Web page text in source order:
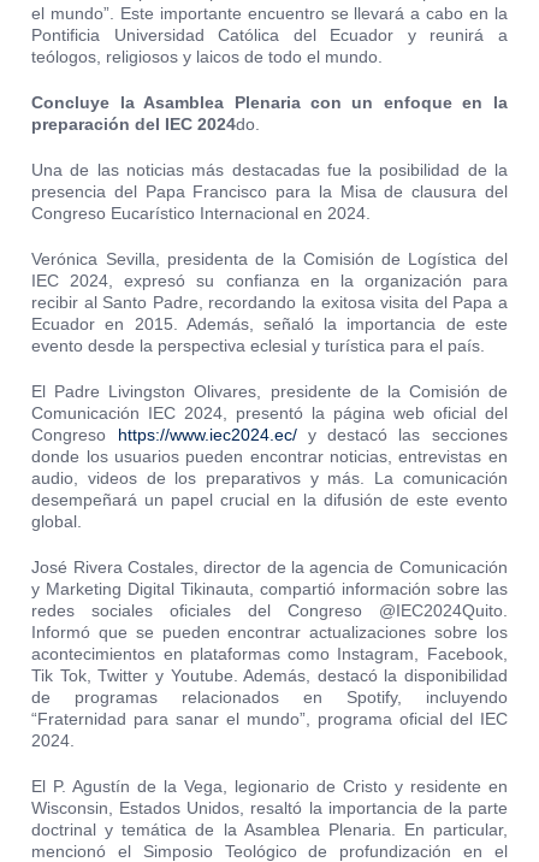
el mundo”. Este importante encuentro se llevará a cabo en la
Pontificia Universidad Católica del Ecuador y reunirá a
teólogos, religiosos y laicos de todo el mundo.
Concluye la Asamblea Plenaria con un enfoque en la
preparación del IEC 2024do.
Una de las noticias más destacadas fue la posibilidad de la
presencia del Papa Francisco para la Misa de clausura del
Congreso Eucarístico Internacional en 2024.
Verónica Sevilla, presidenta de la Comisión de Logística del
IEC 2024, expresó su confianza en la organización para
recibir al Santo Padre, recordando la exitosa visita del Papa a
Ecuador en 2015. Además, señaló la importancia de este
evento desde la perspectiva eclesial y turística para el país.
El Padre Livingston Olivares, presidente de la Comisión de
Comunicación IEC 2024, presentó la página web oficial del
Congreso https://www.iec2024.ec/y destacó las secciones
donde los usuarios pueden encontrar noticias, entrevistas en
audio, videos de los preparativos y más. La comunicación
desempeñará un papel crucial en la difusión de este evento
global.
José Rivera Costales, director de la agencia de Comunicación
y Marketing Digital Tikinauta, compartió información sobre las
redes sociales oficiales del Congreso @IEC2024Quito.
Informó que se pueden encontrar actualizaciones sobre los
acontecimientos en plataformas como Instagram, Facebook,
Tik Tok, Twitter y Youtube. Además, destacó la disponibilidad
de programas relacionados en Spotify, incluyendo
“Fraternidad para sanar el mundo”, programa oficial del IEC
2024.
El P. Agustín de la Vega, legionario de Cristo y residente en
Wisconsin, Estados Unidos, resaltó la importancia de la parte
doctrinal y temática de la Asamblea Plenaria. En particular,
mencionó el Simposio Teológico de profundización en el